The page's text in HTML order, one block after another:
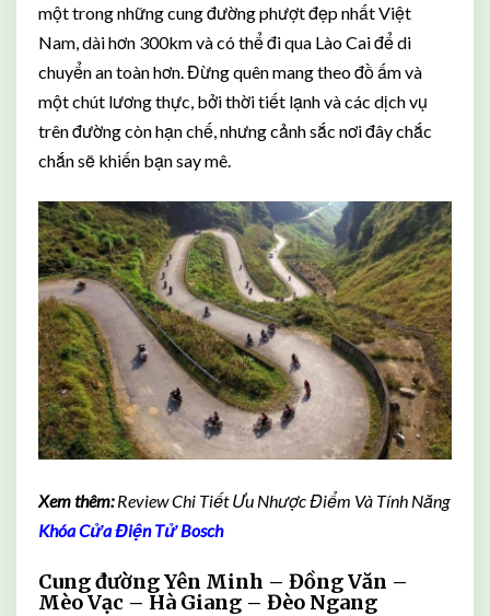
một trong những cung đường phượt đẹp nhất Việt
Nam, dài hơn 300km và có thể đi qua Lào Cai để di
chuyển an toàn hơn. Đừng quên mang theo đồ ấm và
một chút lương thực, bởi thời tiết lạnh và các dịch vụ
trên đường còn hạn chế, nhưng cảnh sắc nơi đây chắc
chắn sẽ khiến bạn say mê.
Xem thêm:Review Chi Tiết Ưu Nhược Điểm Và Tính Năng
Khóa Cửa Điện Tử Bosch
Cung đường Yên Minh – Đồng Văn –
Mèo Vạc – Hà Giang – Đèo Ngang